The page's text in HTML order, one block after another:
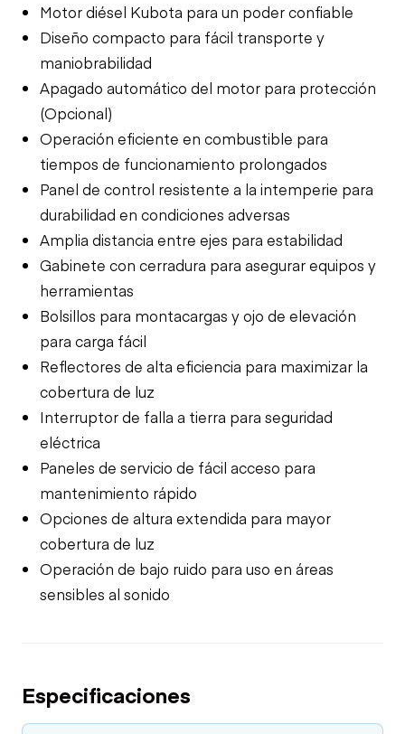
Motor diésel Kubota para un poder confiable
Diseño compacto para fácil transporte y
maniobrabilidad
Apagado automático del motor para protección
(Opcional)
Operación eficiente en combustible para
tiempos de funcionamiento prolongados
Panel de control resistente a la intemperie para
durabilidad en condiciones adversas
Amplia distancia entre ejes para estabilidad
Gabinete con cerradura para asegurar equipos y
herramientas
Bolsillos para montacargas y ojo de elevación
para carga fácil
Reflectores de alta eficiencia para maximizar la
cobertura de luz
Interruptor de falla a tierra para seguridad
eléctrica
Paneles de servicio de fácil acceso para
mantenimiento rápido
Opciones de altura extendida para mayor
cobertura de luz
Operación de bajo ruido para uso en áreas
sensibles al sonido
Especificaciones